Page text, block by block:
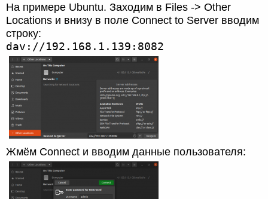
На примере Ubuntu. Заходим в Files -> Other
Locations и внизу в поле Connect to Server вводим
строку:
dav://192.168.1.139:8082
Жмём Connect и вводим данные пользователя: